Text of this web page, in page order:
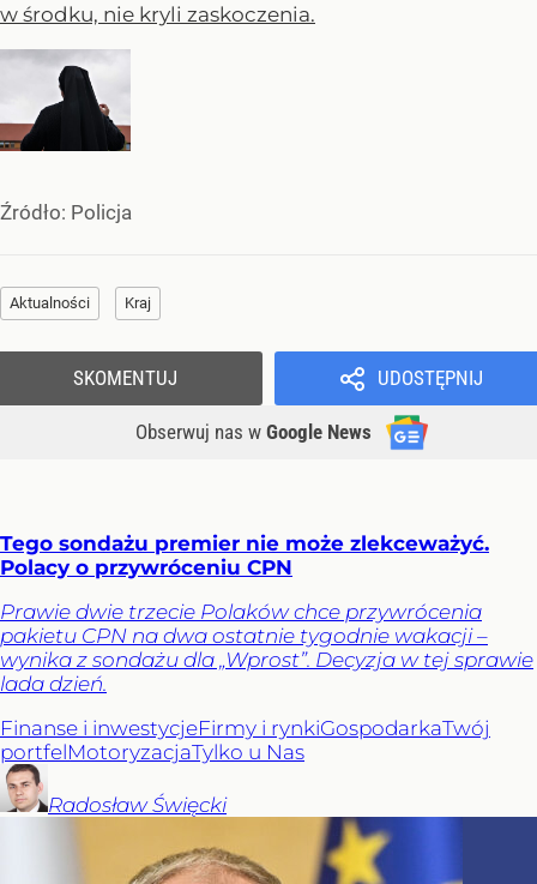
w środku, nie kryli zaskoczenia.
Źródło: Policja
Aktualności Kraj
UDOSTĘPNIJ
Obserwuj nas w Google News
SKOMENTUJ
Tego sondażu premier nie może zlekceważyć.
Polacy o przywróceniu CPN
Prawie dwie trzecie Polaków chce przywrócenia
pakietu CPN na dwa ostatnie tygodnie wakacji –
wynika z sondażu dla „Wprost”. Decyzja w tej sprawie
lada dzień.
Finanse i inwestycjeFirmy i rynkiGospodarkaTwój
portfelMotoryzacjaTylko u Nas
Radosław Święcki